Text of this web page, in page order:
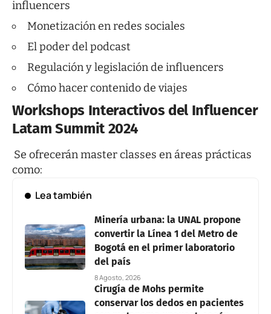
influencers
Monetización en redes sociales
El poder del podcast
Regulación y legislación de influencers
Cómo hacer contenido de viajes
Workshops Interactivos del Influencer
Latam Summit 2024
Se ofrecerán master classes en áreas prácticas
como:
Lea también
Minería urbana: la UNAL propone
convertir la Línea 1 del Metro de
Bogotá en el primer laboratorio
del país
8 Agosto, 2026
Cirugía de Mohs permite
conservar los dedos en pacientes